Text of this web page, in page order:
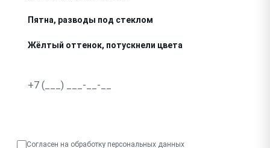
Пятна, разводы под стеклом
Жёлтый оттенок, потускнели цвета
Согласен на обработку персональных данных